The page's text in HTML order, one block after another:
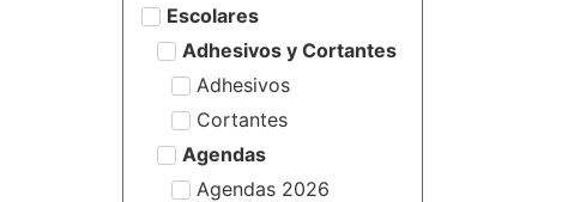
Escolares
Adhesivos y Cortantes
Adhesivos
Cortantes
Agendas
Agendas 2026